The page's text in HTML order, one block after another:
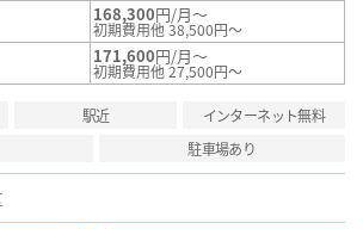
168,300円/月～
初期費用他 38,500円～
171,600円/月～
初期費用他 27,500円～
駅近
インターネット無料
駐車場あり